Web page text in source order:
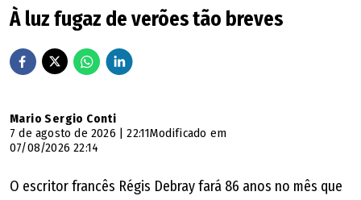
À luz fugaz de verões tão breves
Mario Sergio Conti
7 de agosto de 2026 | 22:11Modificado em
07/08/2026 22:14
O escritor francês Régis Debray fará 86 anos no mês que